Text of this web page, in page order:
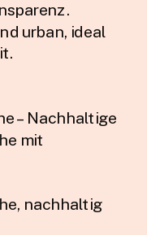
urban, ideal
– Nachhaltige
mit
nachhaltig